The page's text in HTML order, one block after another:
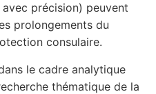
précision) peuvent
prolongements du
consulaire.
le cadre analytique
thématique de la